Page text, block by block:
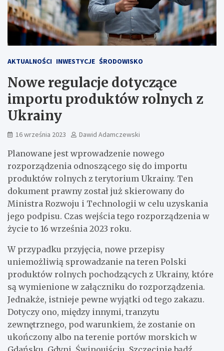
AKTUALNOŚCI INWESTYCJE ŚRODOWISKO
Nowe regulacje dotyczące
importu produktów rolnych z
Ukrainy
16 września 2023 Dawid Adamczewski
Planowane jest wprowadzenie nowego
rozporządzenia odnoszącego się do importu
produktów rolnych z terytorium Ukrainy. Ten
dokument prawny został już skierowany do
Ministra Rozwoju i Technologii w celu uzyskania
jego podpisu. Czas wejścia tego rozporządzenia w
życie to 16 września 2023 roku.
W przypadku przyjęcia, nowe przepisy
uniemożliwią sprowadzanie na teren Polski
produktów rolnych pochodzących z Ukrainy, które
są wymienione w załączniku do rozporządzenia.
Jednakże, istnieje pewne wyjątki od tego zakazu.
Dotyczy ono, między innymi, tranzytu
zewnętrznego, pod warunkiem, że zostanie on
ukończony albo na terenie portów morskich w